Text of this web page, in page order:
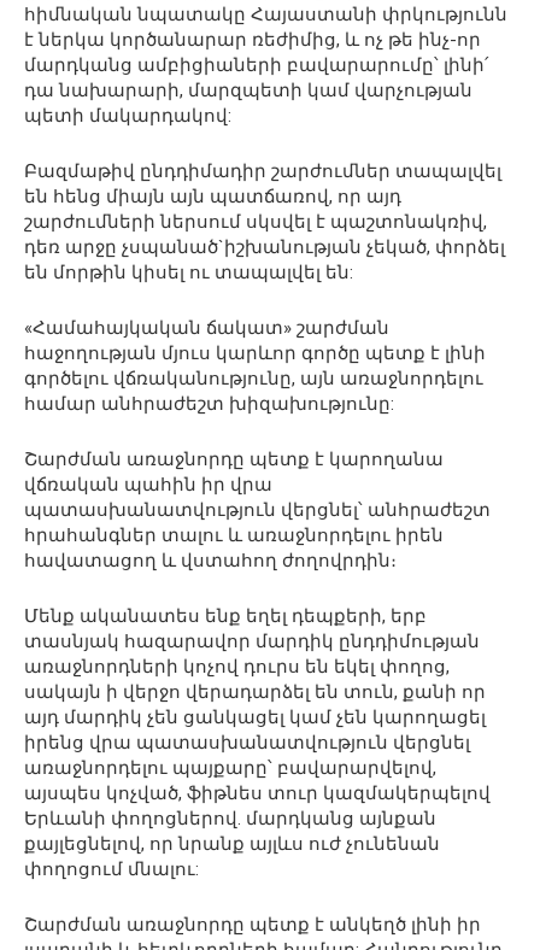
հիմնական նպատակը Հայաստանի փրկությունն
է ներկա կործանարար ռեժիմից, և ոչ թե ինչ-որ
մարդկանց ամբիցիաների բավարարումը՝ լինի՛
դա նախարարի, մարզպետի կամ վարչության
պետի մակարդակով:
Բազմաթիվ ընդդիմադիր շարժումներ տապալվել
են հենց միայն այն պատճառով, որ այդ
շարժումների ներսում սկսվել է պաշտոնակռիվ,
դեռ արջը չսպանած`իշխանության չեկած, փորձել
են մորթին կիսել ու տապալվել են:
«Համահայկական ճակատ» շարժման
հաջողության մյուս կարևոր գործը պետք է լինի
գործելու վճռականությունը, այն առաջնորդելու
համար անհրաժեշտ խիզախությունը:
Շարժման առաջնորդը պետք է կարողանա
վճռական պահին իր վրա
պատասխանատվություն վերցնել՝ անհրաժեշտ
հրահանգներ տալու և առաջնորդելու իրեն
հավատացող և վստահող ժողովրդին։
Մենք ականատես ենք եղել դեպքերի, երբ
տասնյակ հազարավոր մարդիկ ընդդիմության
առաջնորդների կոչով դուրս են եկել փողոց,
սակայն ի վերջո վերադարձել են տուն, քանի որ
այդ մարդիկ չեն ցանկացել կամ չեն կարողացել
իրենց վրա պատասխանատվություն վերցնել
առաջնորդելու պայքարը՝ բավարարվելով,
այսպես կոչված, ֆիթնես տուր կազմակերպելով
Երևանի փողոցներով. մարդկանց այնքան
քայլեցնելով, որ նրանք այլևս ուժ չունենան
փողոցում մնալու:
Շարժման առաջնորդը պետք է անկեղծ լինի իր